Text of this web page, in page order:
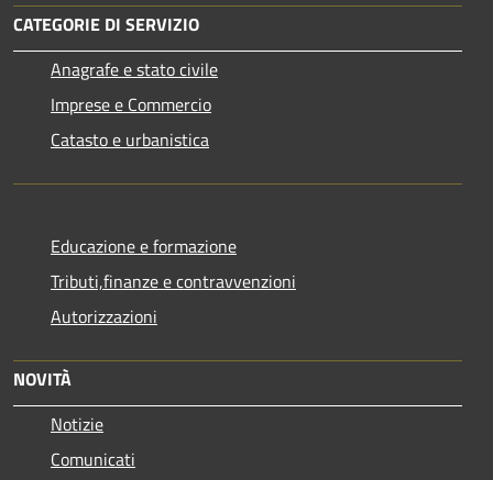
CATEGORIE DI SERVIZIO
Anagrafe e stato civile
Imprese e Commercio
Catasto e urbanistica
Educazione e formazione
Tributi,finanze e contravvenzioni
Autorizzazioni
NOVITÀ
Notizie
Comunicati